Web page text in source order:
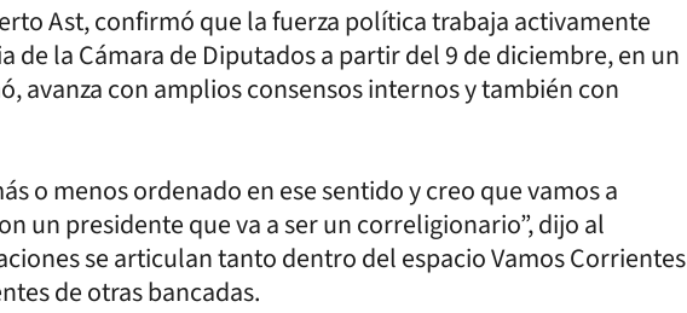
Ast, confirmó que la fuerza política trabaja activamente
de la Cámara de Diputados a partir del 9 de diciembre, en un
avanza con amplios consensos internos y también con
o menos ordenado en ese sentido y creo que vamos a
un presidente que va a ser un correligionario”, dijo al
se articulan tanto dentro del espacio Vamos Corrientes
de otras bancadas.